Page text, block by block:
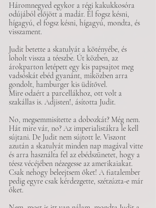
Háromnegyed egykor a régi kakukkosóra
odújából előjött a madár. El fogsz késni,
hígagyú, el fogsz késni, hígagyú, mondta, és
visszament.
Judit betette a skatulyát a kötényébe, és
loholt vissza a téeszbe. Út közben, az
árokparton letépett egy kis papsajtot meg
vadsóskát ebéd gyanánt, miközben arra
gondolt, hamburger kis üdítővel.
Mire odaért a parcellákhoz, ott volt a
szakállas is. Adjisten!, ásította Judit.
No, megsemmisítette a dobozkát? Még nem.
Hát mire vár, no? Az imperialistákra le kell
sújtani. De Judit nem sújtott le. Viszont
azután a skatulyát minden nap magával vitte
és arra használta fel az ebédszünetet, hogy a
téesz vécéjében nézegesse az amerikaiakat.
Csak nehogy beleejtsem őket! A fiatalember
pedig egyre csak kérdezgette, szétzúzta-e már
őket.